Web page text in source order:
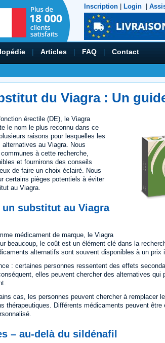
Inscription Login
| Articles | FAQ | Contact
du Viagra : Un
érectile (DE), le Viagra
le nom le plus reconnu dans ce
raisons pour lesquelles les
au Viagra. Nous
à cette recherche,
et fournirons des conseils
de faire un choix éclairé. Nous
certains pièges potentiels à éviter
au Viagra.
substitut au Viagra
médicament de marque, le Viagra
beaucoup, le coût est un élément clé dans la
alternatifs sont souvent disponibles à un prix
: certaines personnes ressentent des effets
elles peuvent chercher des alternatives qui
cas, les personnes peuvent chercher à remplacer
thérapeutiques. Différents médicaments peuvent être
– au-delà du sildénafil